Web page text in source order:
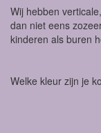
Wij hebben
dan niet eens
kinderen als buren
Welke kleur zijn je